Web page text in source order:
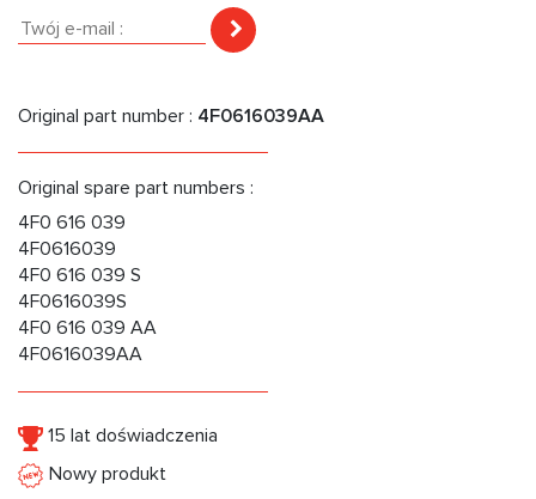
Original part number : 4F0616039AA
Original spare part numbers :
4F0 616 039
4F0616039
4F0 616 039 S
4F0616039S
4F0 616 039 AA
4F0616039AA
15 lat doświadczenia
Nowy produkt